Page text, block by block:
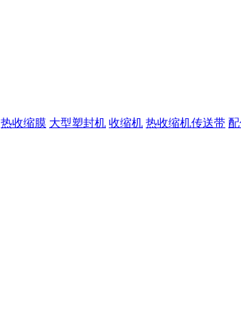
热收缩膜 大型塑封机 收缩机 热收缩机传送带